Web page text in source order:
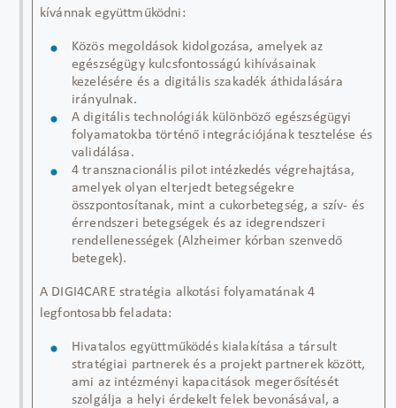
kívánnak együttműködni:
Közös megoldások kidolgozása, amelyek az
egészségügy kulcsfontosságú kihívásainak
kezelésére és a digitális szakadék áthidalására
irányulnak.
A digitális technológiák különböző egészségügyi
folyamatokba történő integrációjának tesztelése és
validálása.
4 transznacionális pilot intézkedés végrehajtása,
amelyek olyan elterjedt betegségekre
összpontosítanak, mint a cukorbetegség, a szív- és
érrendszeri betegségek és az idegrendszeri
rendellenességek (Alzheimer kórban szenvedő
betegek).
A DIGI4CARE stratégia alkotási folyamatának 4
legfontosabb feladata:
Hivatalos együttműködés kialakítása a társult
stratégiai partnerek és a projekt partnerek között,
ami az intézményi kapacitások megerősítését
szolgálja a helyi érdekelt felek bevonásával, a